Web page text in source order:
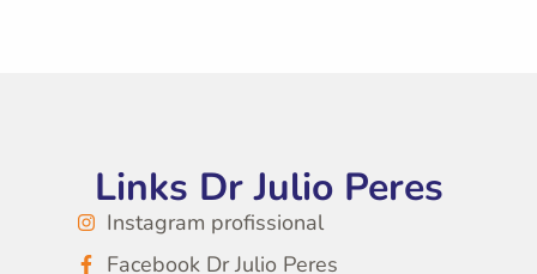
Links Dr Julio Peres
Instagram profissional
Facebook Dr Julio Peres